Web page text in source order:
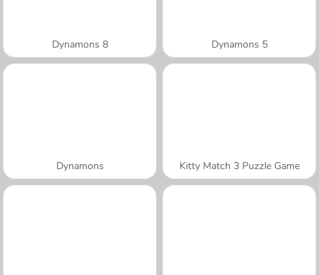
Dynamons 8 Dynamons 5
Dynamons Kitty Match 3 Puzzle Game